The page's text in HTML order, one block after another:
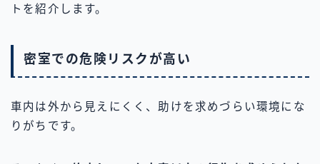
トを紹介します。
密室での危険リスクが高い
車内は外から見えにくく、助けを求めづらい環境にな
りがちです。